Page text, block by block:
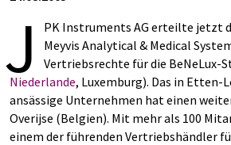
J
PK Instruments AG erteilte jetzt
Meyvis Analytical & Medical
Vertriebsrechte für die BeNeLux-
Niederlande, Luxemburg). Das in Etten-
ansässige Unternehmen hat einen
Overijse (Belgien). Mit mehr als 100
einem der führenden Vertriebshändler